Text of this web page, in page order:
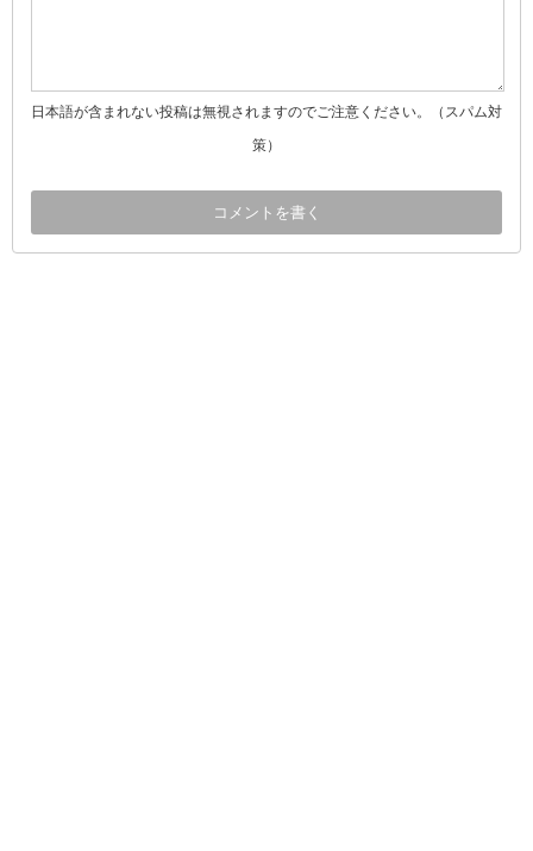
日本語が含まれない投稿は無視されますのでご注意ください。（スパム対
策）